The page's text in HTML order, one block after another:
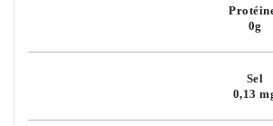
0g
Sel
0,13